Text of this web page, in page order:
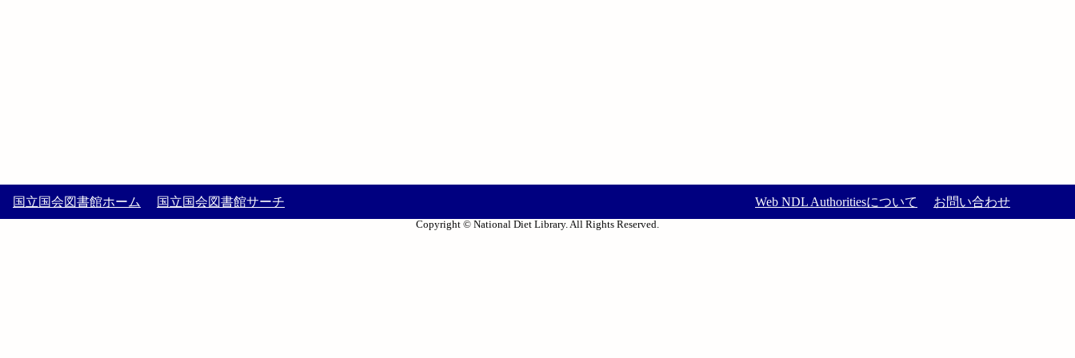
国立国会図書館ホーム 国立国会図書館サーチ Web NDL Authoritiesについて お問い合わせ
Copyright © National Diet Library. All Rights Reserved.